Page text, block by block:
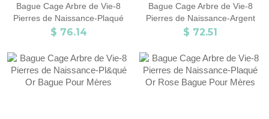
Bague Cage Arbre de Vie-8
Pierres de Naissance-Plaqué
Or Rose
$ 76.14
Bague Cage Arbre de Vie-8
Pierres de Naissance-Argent
Bague Pour Mères
$ 72.51